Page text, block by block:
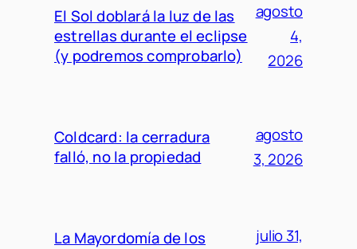
El Sol doblará la luz de las
estrellas durante el eclipse
(y podremos comprobarlo)
agosto
4,
2026
Coldcard: la cerradura
falló, no la propiedad
agosto
3, 2026
La Mayordomía de los
julio 31,